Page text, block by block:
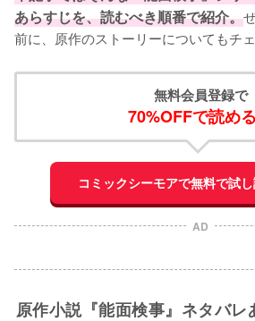
あらすじを、読むべき順番で紹介。
前に、原作のストーリーについてもチ
無料会員登録で
70%OFFで読め
コミックシーモアで無料で試
AD
原作小説『能面検事』ネタバレ